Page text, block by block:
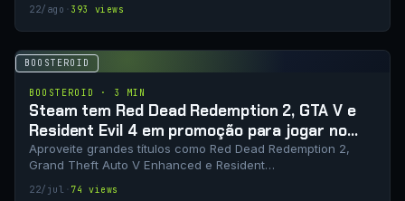
22/ago · 393 views
BOOSTEROID
BOOSTEROID · 3 MIN
Steam tem Red Dead Redemption 2, GTA V e
Resident Evil 4 em promoção para jogar no
Boosteroid
Aproveite grandes títulos como Red Dead Redemption 2,
Grand Theft Auto V Enhanced e Resident…
22/jul · 74 views